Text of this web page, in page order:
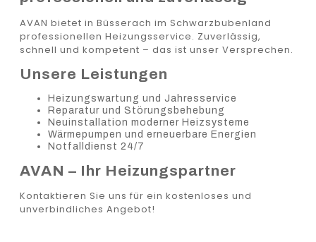
AVAN bietet in Büsserach im Schwarzbubenland
professionellen Heizungsservice. Zuverlässig,
schnell und kompetent – das ist unser Versprechen.
Unsere Leistungen
Heizungswartung und Jahresservice
Reparatur und Störungsbehebung
Neuinstallation moderner Heizsysteme
Wärmepumpen und erneuerbare Energien
Notfalldienst 24/7
AVAN – Ihr Heizungspartner
Kontaktieren Sie uns für ein kostenloses und
unverbindliches Angebot!